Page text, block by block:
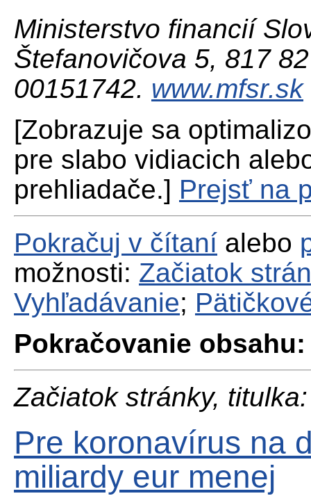
Ministerstvo financií
Štefanovičova 5, 817
00151742. www.mfsr.sk
[Zobrazuje sa
pre slabo vidiacich
prehliadače.] Prejsť na
Pokračuj v čítaní alebo
možnosti: Začiatok
Vyhľadávanie;
Pokračovanie obsahu:
Začiatok stránky, titulka:
Pre koronavírus na
miliardy eur menej